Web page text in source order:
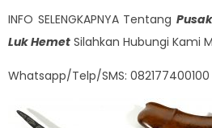
INFO SELENGKAPNYA Tentang
Luk Hemet Silahkan Hubungi Kami
Whatsapp/Telp/SMS: 082177400100